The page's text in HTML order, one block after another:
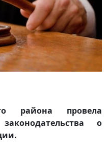
района провела
о